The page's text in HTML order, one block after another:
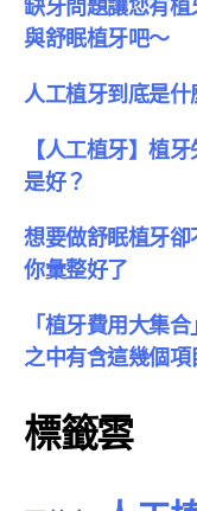
與舒眠植牙吧～
人工植牙到底是什
【人工植牙】植
是好？
想要做舒眠植牙
你彙整好了
「植牙費用大集
之中有含這幾個項
標籤雲